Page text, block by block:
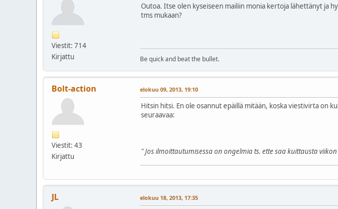
Viestit: 714
Kirjattu
Outoa. Itse olen kyseiseen mailiin monia kertoja lähettänyt ja
tms mukaan?
Be quick and beat the bullet.
Bolt-action
Viestit: 43
Kirjattu
elokuu 09, 2013, 19:10
Hitsin hitsi. En ole osannut epäillä mitään, koska viestivirta on
seuraavaa:
" Jos ilmoittautumisessa on ongelmia ts. ette saa kuittausta
JL elokuu 18, 2013, 17:35